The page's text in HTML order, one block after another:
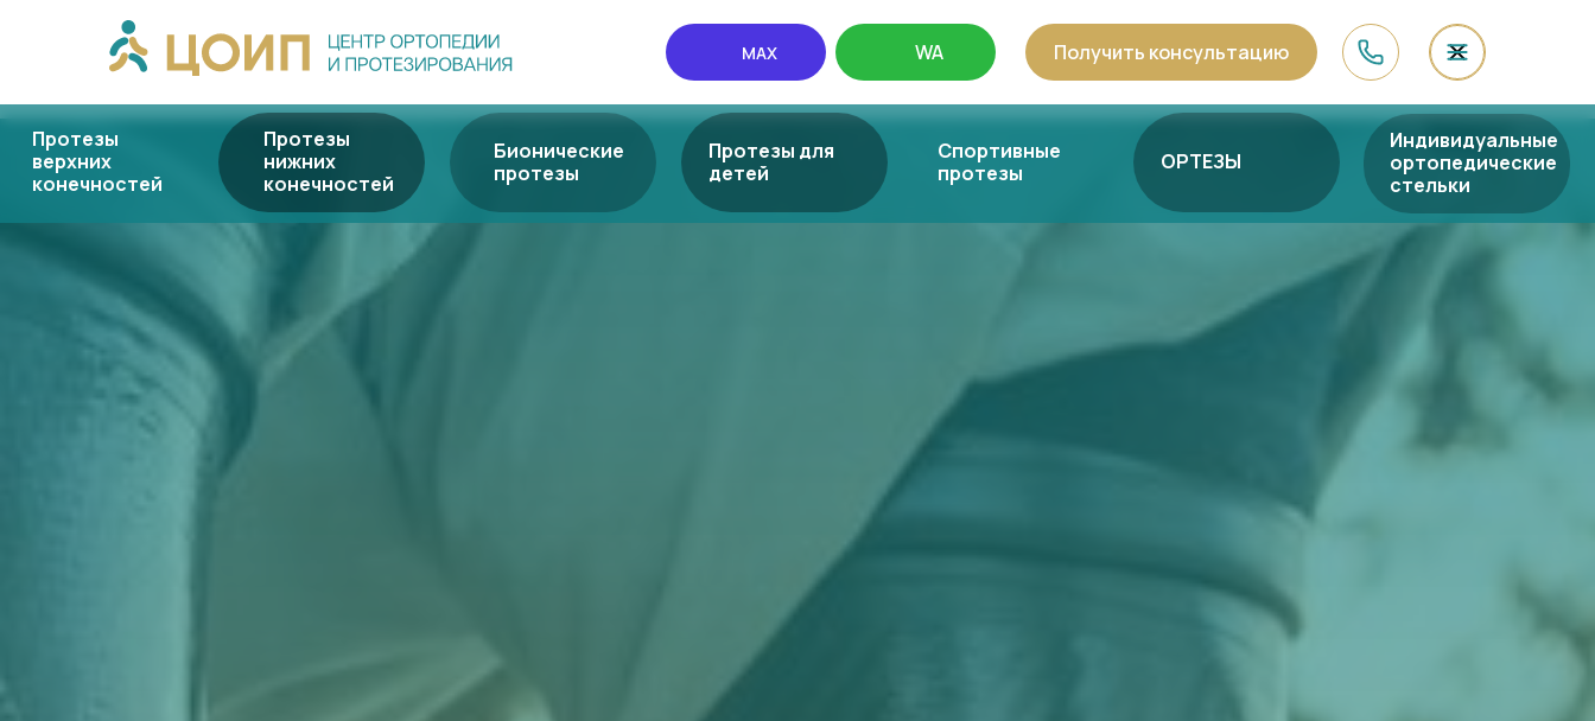
Получить консультацию
WA
MAX
Протезы
нижних
конечностей
Бионические
протезы
Протезы
верхних
конечностей
Протезы для
детей
Спортивные
протезы
ОРТЕЗЫ
Индивидуальные
ортопедические
стельки